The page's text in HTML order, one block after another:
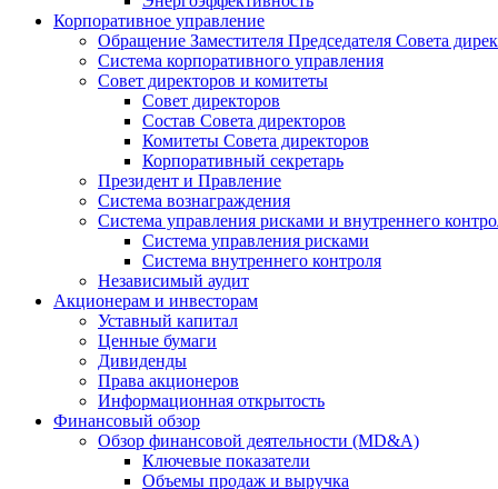
Корпоративное управление
Обращение Заместителя Председателя Совета
Система корпоративного управления
Совет директоров и комитеты
Совет директоров
Состав Совета директоров
Комитеты Совета директоров
Корпоративный секретарь
Президент и Правление
Система вознаграждения
Система управления рисками и внутреннего
Система управления рисками
Система внутреннего контроля
Независимый аудит
Акционерам и инвесторам
Уставный капитал
Ценные бумаги
Дивиденды
Права акционеров
Информационная открытость
Финансовый обзор
Обзор финансовой деятельности (MD&A)
Ключевые показатели
Объемы продаж и выручка